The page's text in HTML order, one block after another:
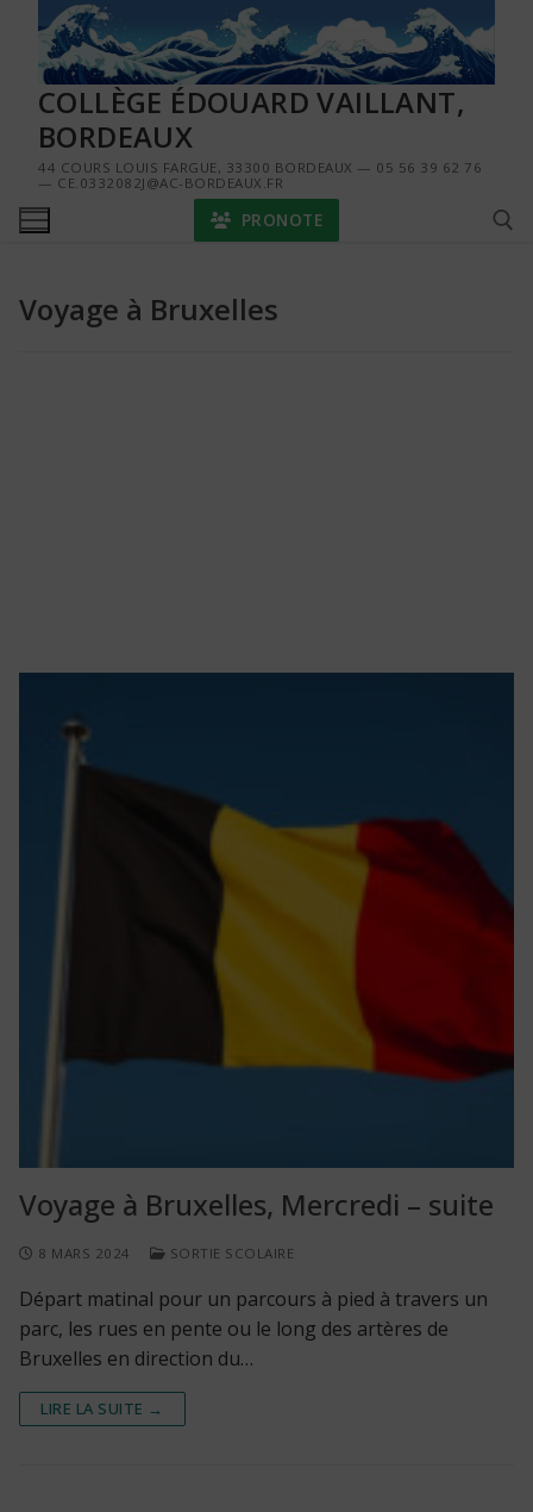
contenu
COLLÈGE ÉDOUARD VAILLANT,
BORDEAUX
44 COURS LOUIS FARGUE, 33300 BORDEAUX — 05 56 39 62 76
— CE.0332082J@AC-BORDEAUX.FR
PRONOTE
Voyage à Bruxelles
Voyage à Bruxelles, Mercredi – suite
8 MARS 2024 SORTIE SCOLAIRE
Départ matinal pour un parcours à pied à travers un
parc, les rues en pente ou le long des artères de
Bruxelles en direction du…
LIRE LA SUITE →